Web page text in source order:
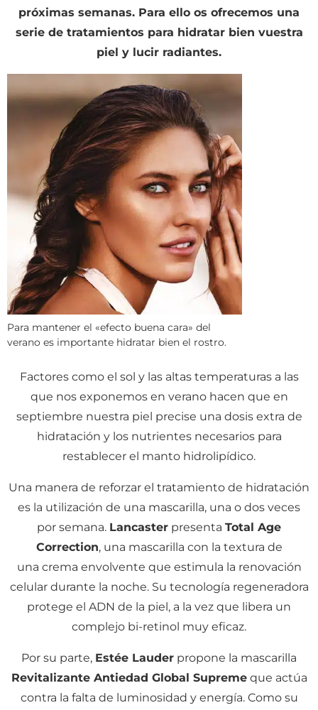
próximas semanas. Para ello os ofrecemos una
serie de tratamientos para hidratar bien vuestra
piel y lucir radiantes.
Para mantener el «efecto buena cara» del
verano es importante hidratar bien el rostro.
Factores como el sol y las altas temperaturas a las
que nos exponemos en verano hacen que en
septiembre nuestra piel precise una dosis extra de
hidratación y los nutrientes necesarios para
restablecer el manto hidrolipídico.
Una manera de reforzar el tratamiento de hidratación
es la utilización de una mascarilla, una o dos veces
por semana. Lancaster presenta Total Age
Correction, una mascarilla con la textura de
una crema envolvente que estimula la renovación
celular durante la noche. Su tecnología regeneradora
protege el ADN de la piel, a la vez que libera un
complejo bi-retinol muy eficaz.
Por su parte, Estée Lauder propone la mascarilla
Revitalizante Antiedad Global Supremeque actúa
contra la falta de luminosidad y energía. Como su